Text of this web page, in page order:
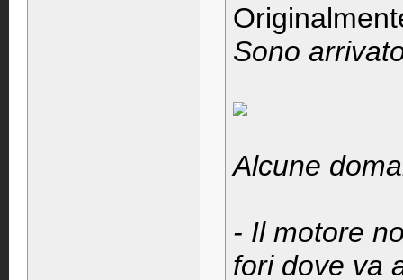
Sono
Alcune
- Il motore
fori dove va